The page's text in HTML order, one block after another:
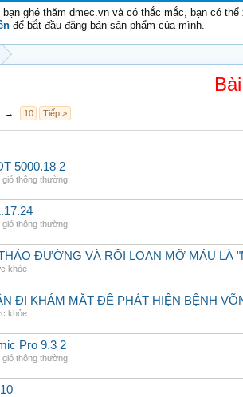
bạn ghé thăm dmec.vn và có thắc mắc, bạn có
để bắt đầu đăng bán sản phẩm của mình.
→ 10 Tiếp >
5000.18 2
gió thông thường
gió thông thường
ĐƯỜNG VÀ RỐI LOẠN MỠ MÁU LÀ
khỏe
ĐI KHÁM MẮT ĐỂ PHÁT HIỆN BỆNH
khỏe
Pro 9.3 2
gió thông thường